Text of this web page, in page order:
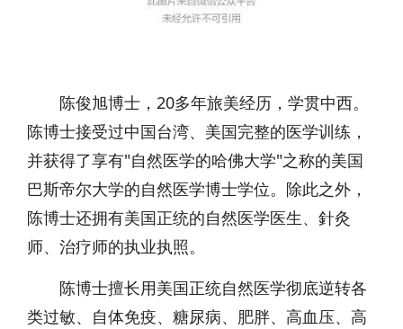
陈俊旭博士，20多年旅美经历，学贯中西。
陈博士接受过中国台湾、美国完整的医学训练，
并获得了享有"自然医学的哈佛大学"之称的美国
巴斯帝尔大学的自然医学博士学位。除此之外，
陈博士还拥有美国正统的自然医学医生、針灸
师、治疗师的执业执照。
陈博士擅长用美国正统自然医学彻底逆转各
类过敏、自体免疫、糖尿病、肥胖、高血压、高